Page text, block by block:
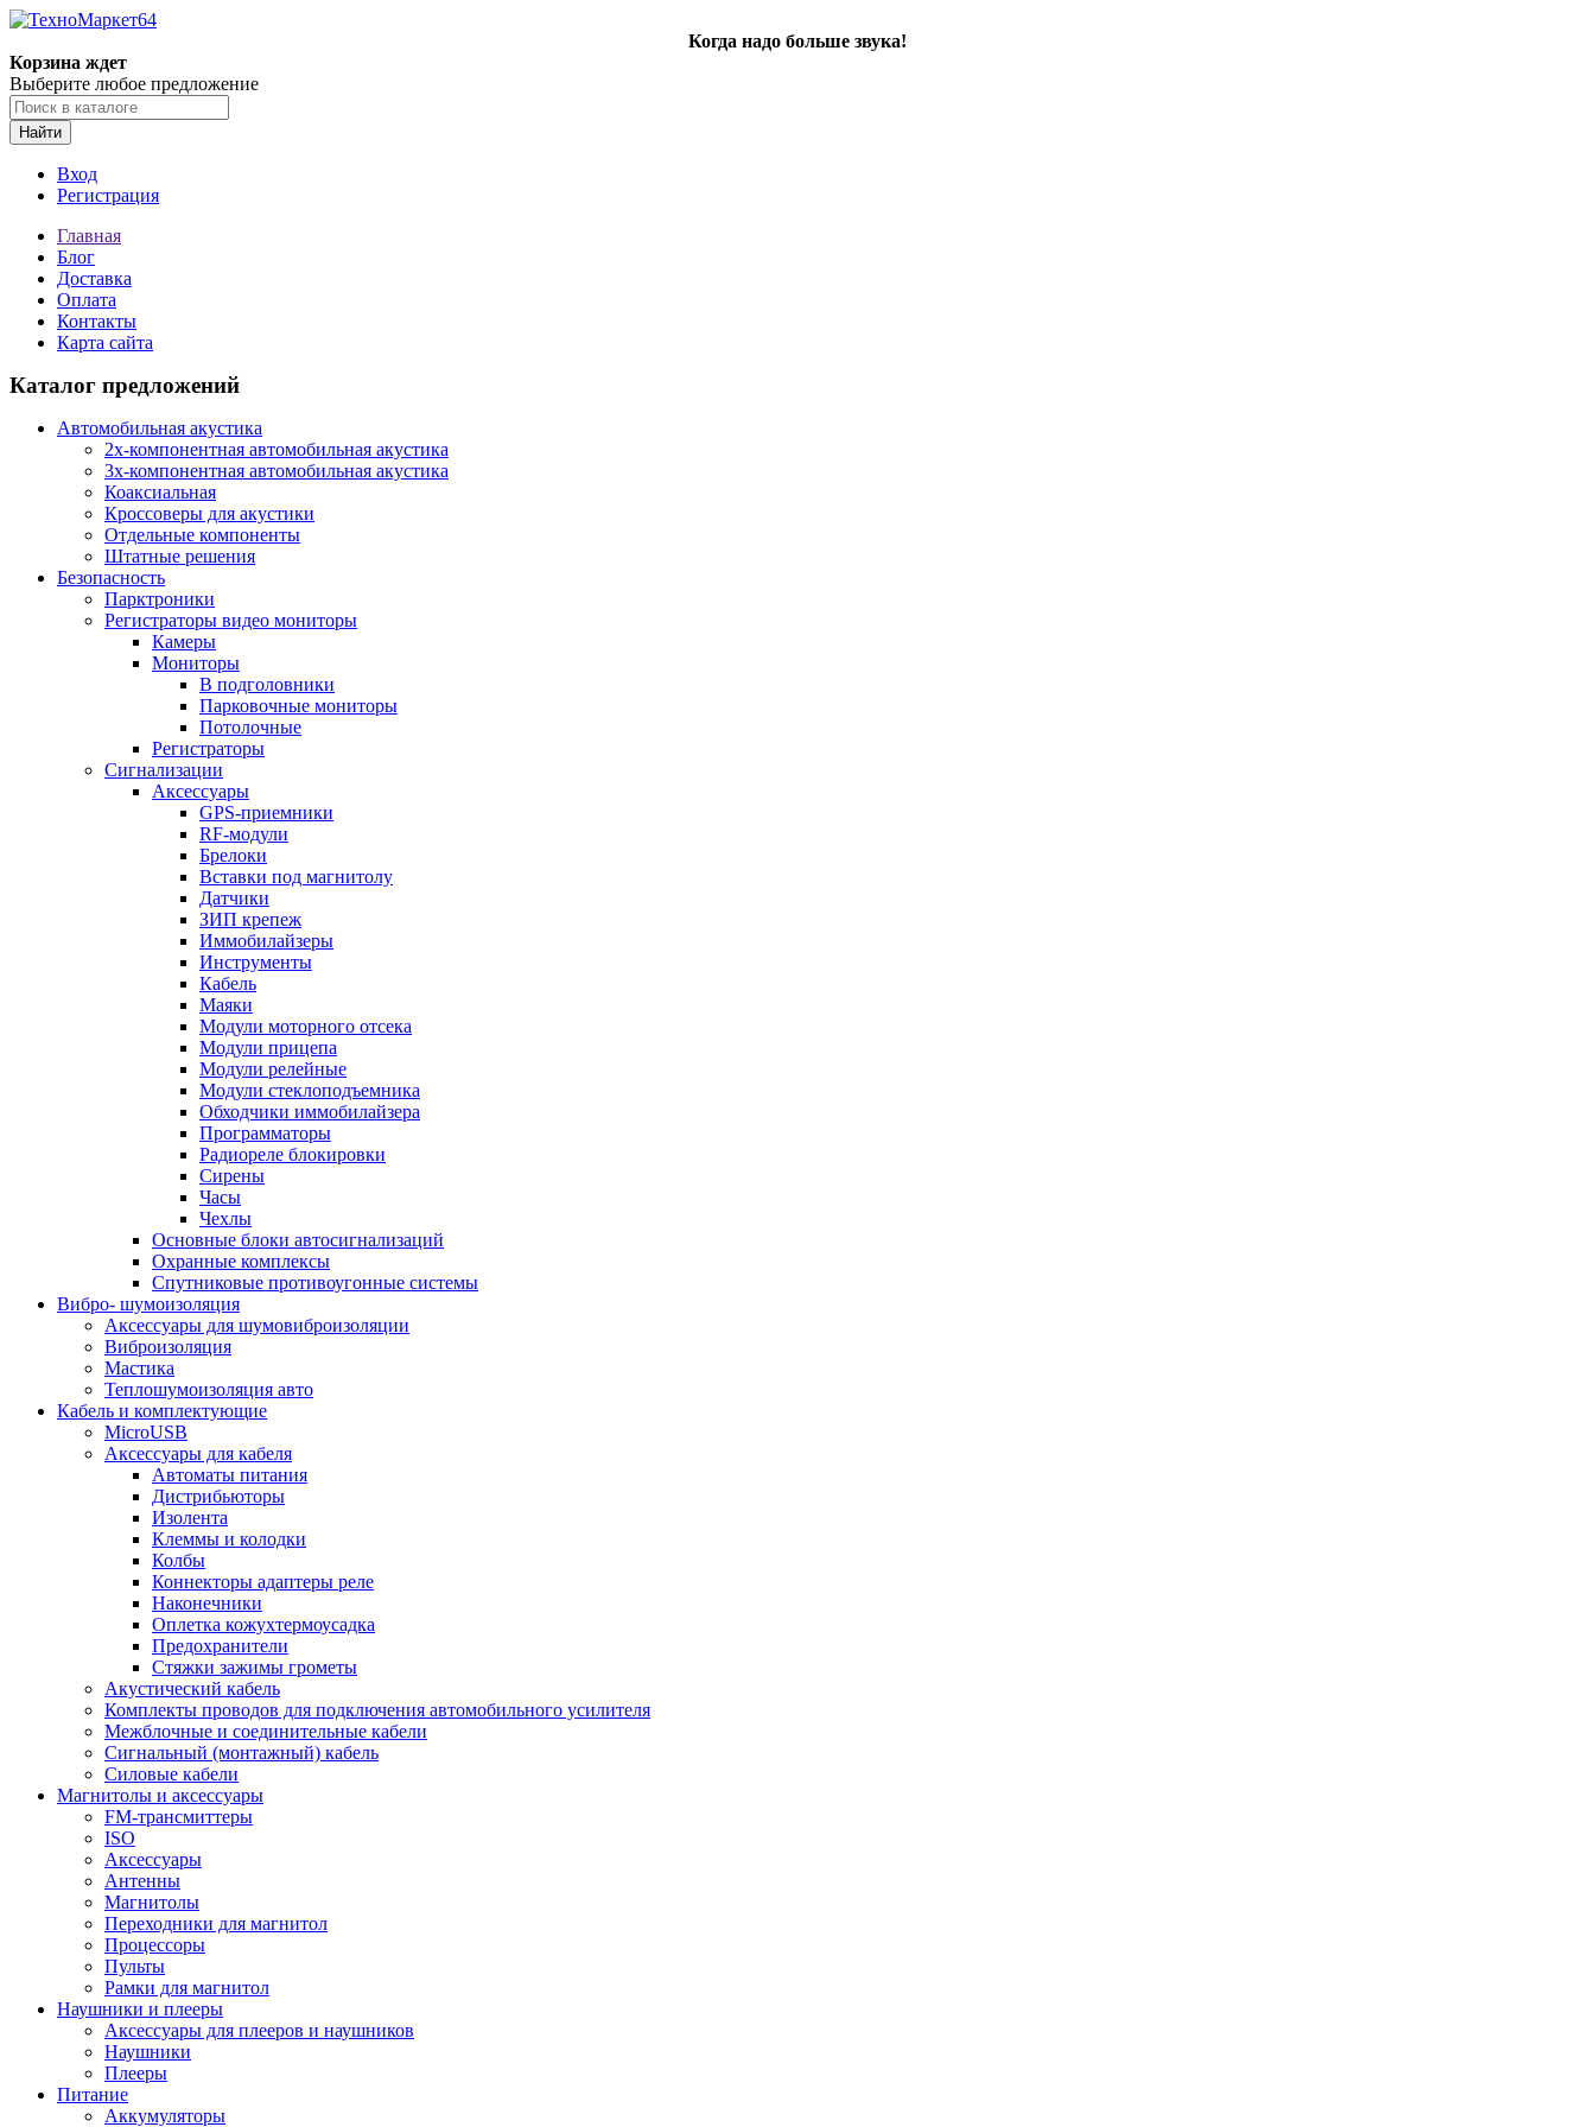
Когда надо больше звука!
Корзина ждет
Выберите любое предложение
Найти
Вход
Регистрация
Главная
Блог
Доставка
Оплата
Контакты
Карта сайта
Каталог предложений
Автомобильная акустика
2х-компонентная автомобильная акустика
3х-компонентная автомобильная акустика
Коаксиальная
Кроссоверы для акустики
Отдельные компоненты
Штатные решения
Безопасность
Парктроники
Регистраторы видео мониторы
Камеры
Мониторы
В подголовники
Парковочные мониторы
Потолочные
Регистраторы
Сигнализации
Аксессуары
GPS-приемники
RF-модули
Брелоки
Вставки под магнитолу
Датчики
ЗИП крепеж
Иммобилайзеры
Инструменты
Кабель
Маяки
Модули моторного отсека
Модули прицепа
Модули релейные
Модули стеклоподъемника
Обходчики иммобилайзера
Программаторы
Радиореле блокировки
Сирены
Часы
Чехлы
Основные блоки автосигнализаций
Охранные комплексы
Спутниковые противоугонные системы
Вибро- шумоизоляция
Аксессуары для шумовиброизоляции
Виброизоляция
Мастика
Теплошумоизоляция авто
Кабель и комплектующие
MicroUSB
Аксессуары для кабеля
Автоматы питания
Дистрибьюторы
Изолента
Клеммы и колодки
Колбы
Коннекторы адаптеры реле
Наконечники
Оплетка кожухтермоусадка
Предохранители
Стяжки зажимы грометы
Акустический кабель
Комплекты проводов для подключения автомобильного усилителя
Межблочные и соединительные кабели
Сигнальный (монтажный) кабель
Силовые кабели
Магнитолы и аксессуары
FM-трансмиттеры
ISO
Аксессуары
Антенны
Магнитолы
Переходники для магнитол
Процессоры
Пульты
Рамки для магнитол
Наушники и плееры
Аксессуары для плееров и наушников
Наушники
Плееры
Питание
Аккумуляторы